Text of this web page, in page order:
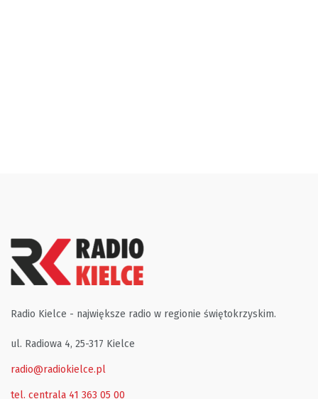
Radio Kielce - największe radio w regionie świętokrzyskim.
ul. Radiowa 4, 25-317 Kielce
radio@radiokielce.pl
tel. centrala 41 363 05 00